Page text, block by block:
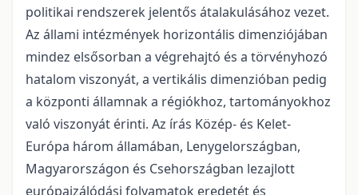
politikai rendszerek jelentős átalakulásához vezet.
Az állami intézmények horizontális dimenziójában
mindez elsősorban a végrehajtó és a törvényhozó
hatalom viszonyát, a vertikális dimenzióban pedig
a központi államnak a régiókhoz, tartományokhoz
való viszonyát érinti. Az írás Közép- és Kelet-
Európa három államában, Lenygelországban,
Magyarországon és Csehországban lezajlott
európaizálódási folyamatok eredetét és